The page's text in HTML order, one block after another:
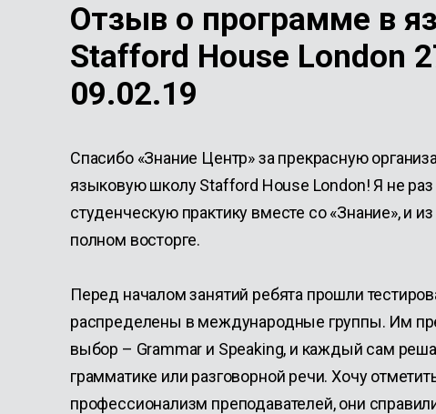
Отзыв о программе в
Stafford House London
09.02.19
Спасибо «Знание Центр» за прекрасную
языковую школуStafford House London! Я не
студенческую практику вместе со «Знание», и
полном восторге.
Перед началом занятий ребята прошли
распределены в международные группы. Им
выбор – Grammar и Speaking, и каждый сам
грамматике или разговорной речи. Хочу
профессионализм преподавателей, они